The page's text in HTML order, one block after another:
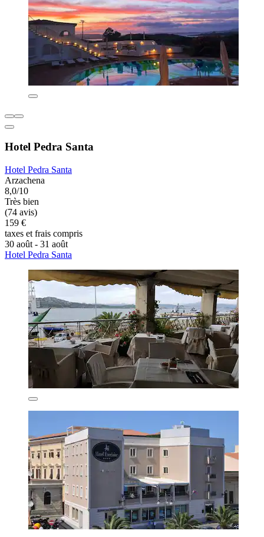
Hotel Pedra Santa
Hotel Pedra Santa
Arzachena
8,0/10
Très bien
(74 avis)
159 €
taxes et frais compris
30 août - 31 août
Hotel Pedra Santa